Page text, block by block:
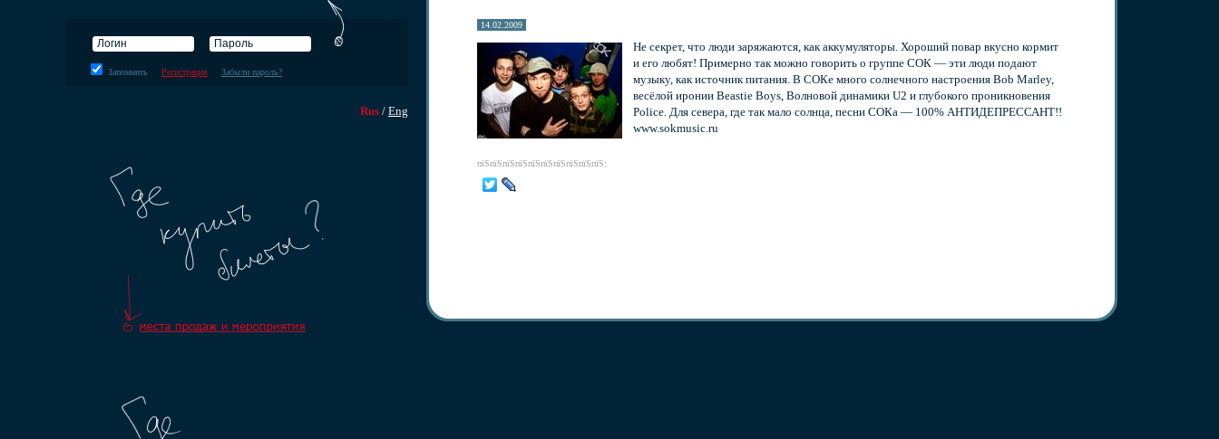
Запомнить Регистрация Забыли пароль?
Rus / Eng
14.02.2009
Не секрет, что люди заряжаются, как аккумуляторы. Хороший повар вкусно кормит
и его любят! Примерно так можно говорить о группе СОК — эти люди подают
музыку, как источник питания. В СОКе много солнечного настроения Bob Marley,
весёлой иронии Beastie Boys, Волновой динамики U2 и глубокого проникновения
Police. Для севера, где так мало солнца, песни СОКа — 100% АНТИДЕПРЕССАНТ!!
www.sokmusic.ru
пїЅпїЅпїЅпїЅпїЅпїЅпїЅпїЅпїЅпїЅ: